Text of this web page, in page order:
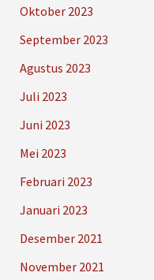
Oktober 2023
September 2023
Agustus 2023
Juli 2023
Juni 2023
Mei 2023
Februari 2023
Januari 2023
Desember 2021
November 2021